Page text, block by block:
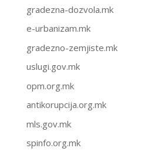
gradezna-dozvola.mk
e-urbanizam.mk
gradezno-zemjiste.mk
uslugi.gov.mk
opm.org.mk
antikorupcija.org.mk
mls.gov.mk
spinfo.org.mk